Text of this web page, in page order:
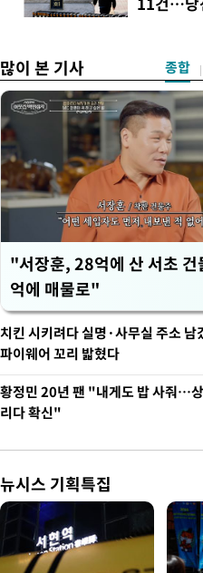
많이 본 기사 종합
"서장훈, 28억에 산 서초
억에 매물로"
치킨 시키려다 실명·사무실 주소
파이웨어 꼬리 밟혔다
황정민 20년 팬 "내게도 밥 사줘…
리다 확신"
뉴시스 기획특집